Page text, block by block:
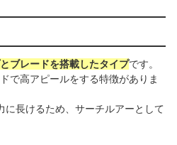
ブレードを搭載したタイプです。
で高アピールをする特徴がありま
に長けるため、サーチルアーとして